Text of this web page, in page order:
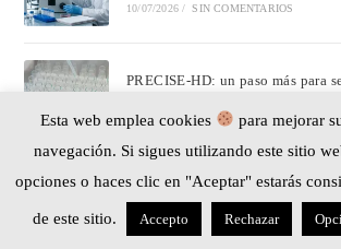
10/07/2026 / SIN COMENTARIOS
PRECISE-HD: un paso más para
07/07/2026 / SIN COMENTARIOS
Dos encuentros en abril: Zaragoza
Juan
Esta web emplea cookies
para mejorar
navegación. Si sigues utilizando este sitio
opciones o haces clic en "Aceptar" estarás
de este sitio. Accepto Rechazar